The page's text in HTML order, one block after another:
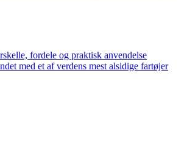
fordele og praktisk anvendelse
med et af verdens mest alsidige fartøjer